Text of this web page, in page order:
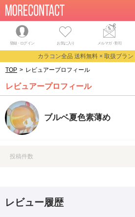
登録・ログイン お気に入り メルマガ・割引
カラコン全品 送料無料 × 取扱ブラン
TOP > レビュアープロフィール
レビュアープロフィール
ブルベ夏色素薄め
投稿件数
レビュー履歴